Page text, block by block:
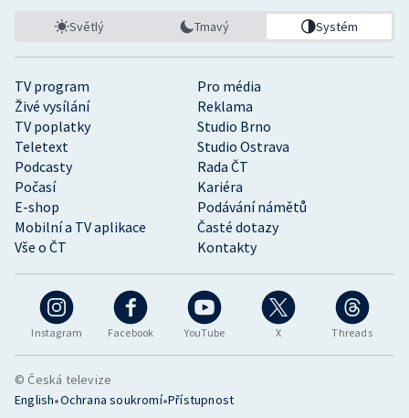
Instagram Facebook YouTube X Threads
TV program
Pro média
Živé vysílání
Reklama
TV poplatky
Studio Brno
Teletext
Studio Ostrava
Podcasty
Rada ČT
Počasí
Kariéra
E-shop
Podávání námětů
Mobilní a TV aplikace
Časté dotazy
Vše o ČT
Kontakty
Světlý Tmavý Systém
© Česká televize
English•Ochrana soukromí•Přístupnost